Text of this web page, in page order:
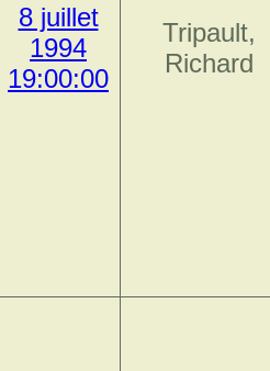
8 juillet
1994
19:00:00
Tripault,
Richard